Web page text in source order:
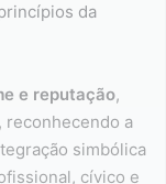
da
e reputação,
reconhecendo a
simbólica
cívico e